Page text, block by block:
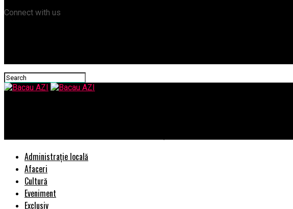
Connect with us
Administrație locală
Afaceri
Cultură
Eveniment
Exclusiv